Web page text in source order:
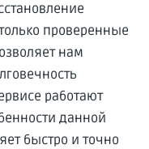
проверенные
нам
работают
данной
быстро и точно